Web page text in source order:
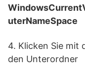
uterNameSpace
4. Klicken Sie mit
den Unterordner